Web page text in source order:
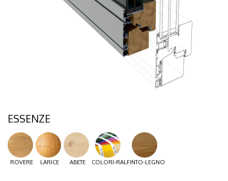
ESSENZE
ROVERE LARICE ABETE COLORI-RALFINTO-LEGNO